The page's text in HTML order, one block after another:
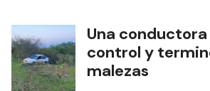
Una
control y
malezas